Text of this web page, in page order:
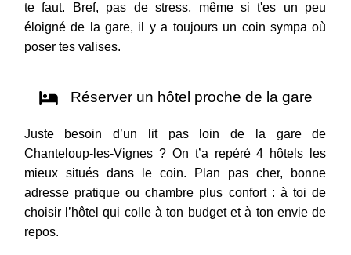
te faut. Bref, pas de stress, même si t'es un peu
éloigné de la gare, il y a toujours un coin sympa où
poser tes valises.
Réserver un hôtel proche de la gare
Juste besoin d’un lit pas loin de la gare de
Chanteloup-les-Vignes ? On t’a repéré 4 hôtels les
mieux situés dans le coin. Plan pas cher, bonne
adresse pratique ou chambre plus confort : à toi de
choisir l’hôtel qui colle à ton budget et à ton envie de
repos.